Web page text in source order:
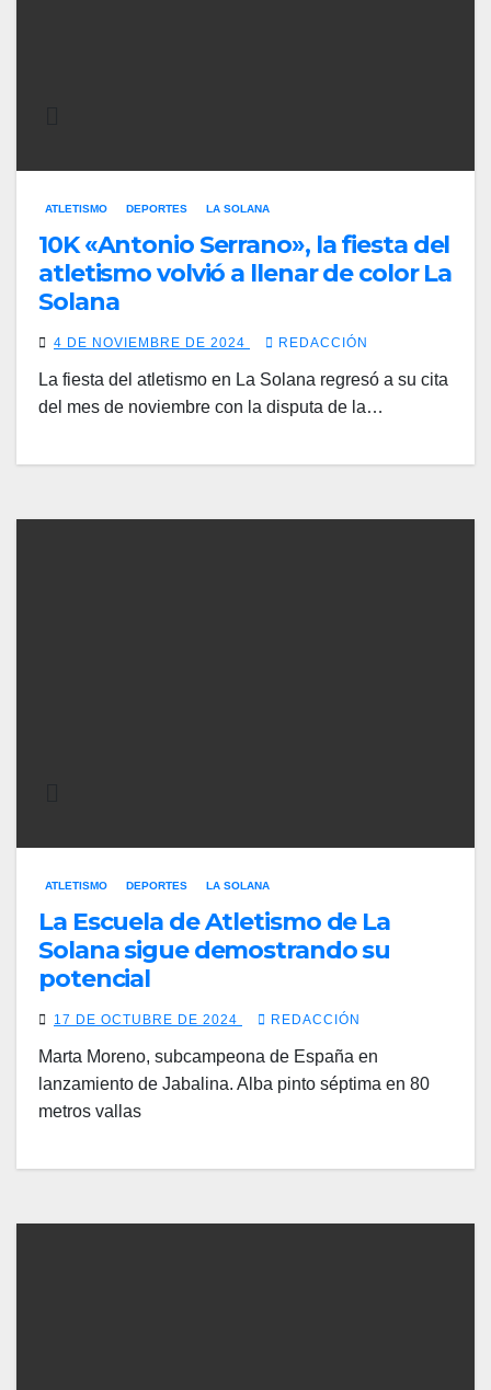
ATLETISMO DEPORTES LA SOLANA
10K «Antonio Serrano», la fiesta del
atletismo volvió a llenar de color La
Solana
4 DE NOVIEMBRE DE 2024 REDACCIÓN
La fiesta del atletismo en La Solana regresó a su cita
del mes de noviembre con la disputa de la…
ATLETISMO DEPORTES LA SOLANA
La Escuela de Atletismo de La
Solana sigue demostrando su
potencial
17 DE OCTUBRE DE 2024 REDACCIÓN
Marta Moreno, subcampeona de España en
lanzamiento de Jabalina. Alba pinto séptima en 80
metros vallas